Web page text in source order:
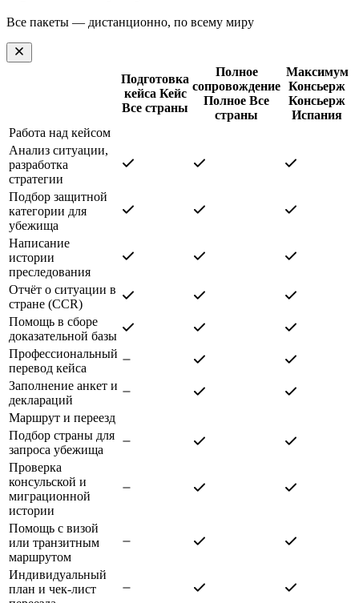
Все пакеты — дистанционно, по всему миру
Подготовка
кейса Кейс
Все страны
Полное
сопровождение
Полное Все
страны
Максимум
Консьерж
Консьерж
Испания
Работа над кейсом
Анализ ситуации,
разработка
стратегии
Подбор защитной
категории для
убежища
Написание
истории
преследования
Отчёт о ситуации в
стране (CCR)
Помощь в сборе
доказательной базы
Профессиональный
перевод кейса
Заполнение анкет и
деклараций
Маршрут и переезд
Подбор страны для
запроса убежища
Проверка
консульской и
миграционной
истории
Помощь с визой
или транзитным
маршрутом
Индивидуальный
план и чек-лист